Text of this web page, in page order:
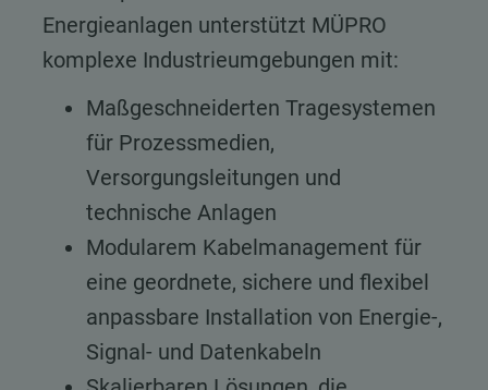
Energieanlagen unterstützt MÜPRO
komplexe Industrieumgebungen mit:
Maßgeschneiderten Tragesystemen
für Prozessmedien,
Versorgungsleitungen und
technische Anlagen
Modularem Kabelmanagement für
eine geordnete, sichere und flexibel
anpassbare Installation von Energie-,
Signal- und Datenkabeln